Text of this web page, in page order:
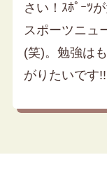
さい！ｽﾎﾟｰﾂ
スポーツニュ
(笑)。勉強は
がりたいです!!